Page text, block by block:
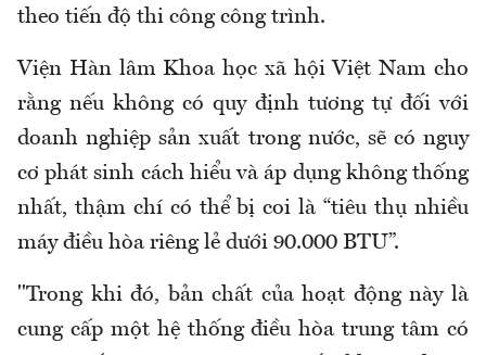
theo tiến độ thi công công trình.
Viện Hàn lâm Khoa học xã hội Việt Nam cho
rằng nếu không có quy định tương tự đối với
doanh nghiệp sản xuất trong nước, sẽ có nguy
cơ phát sinh cách hiểu và áp dụng không thống
nhất, thậm chí có thể bị coi là “tiêu thụ nhiều
máy điều hòa riêng lẻ dưới 90.000 BTU”.
"Trong khi đó, bản chất của hoạt động này là
cung cấp một hệ thống điều hòa trung tâm có